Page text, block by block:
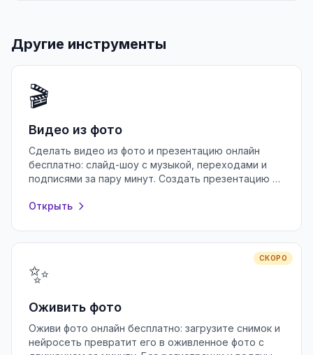
Другие инструменты
🎬
Видео из фото
Сделать видео из фото и презентацию онлайн
бесплатно: слайд-шоу с музыкой, переходами и
подписями за пару минут. Создать презентацию в
Открыть
СКОРО
✨
Оживить фото
Оживи фото онлайн бесплатно: загрузите снимок и
нейросеть превратит его в оживленное фото с